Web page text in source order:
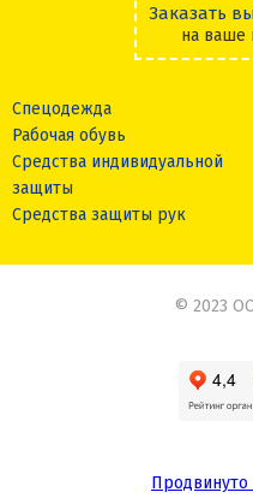
Заказать
на ваше
Спецодежда
Рабочая обувь
Средства индивидуальной
защиты
Средства защиты рук
© 2023